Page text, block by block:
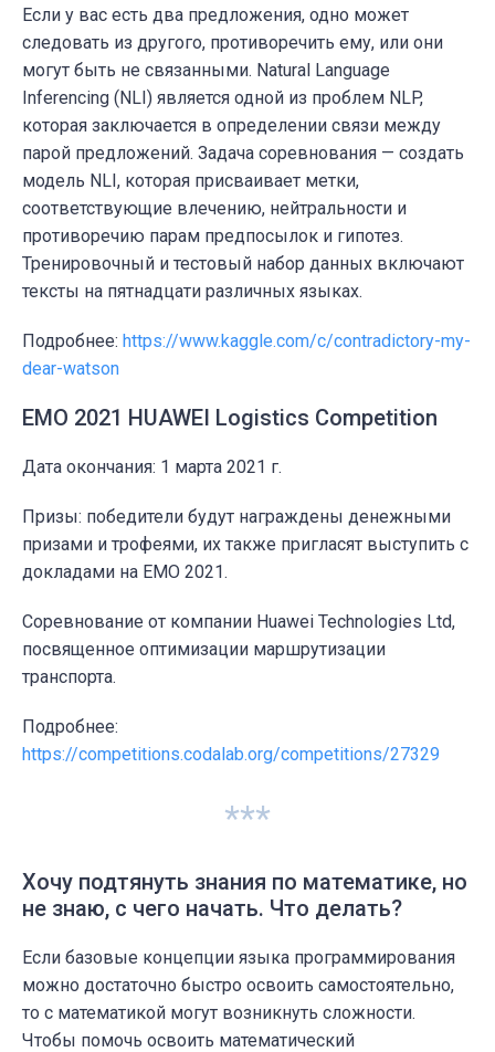
Если у вас есть два предложения, одно может
следовать из другого, противоречить ему, или они
могут быть не связанными. Natural Language
Inferencing (NLI) является одной из проблем NLP,
которая заключается в определении связи между
парой предложений. Задача соревнования — создать
модель NLI, которая присваивает метки,
соответствующие влечению, нейтральности и
противоречию парам предпосылок и гипотез.
Тренировочный и тестовый набор данных включают
тексты на пятнадцати различных языках.
Подробнее: https://www.kaggle.com/c/contradictory-my-
dear-watson
EMO 2021 HUAWEI Logistics Competition
Дата окончания: 1 марта 2021 г.
Призы: победители будут награждены денежными
призами и трофеями, их также пригласят выступить с
докладами на EMO 2021.
Соревнование от компании Huawei Technologies Ltd,
посвященное оптимизации маршрутизации
транспорта.
Подробнее:
https://competitions.codalab.org/competitions/27329
***
Хочу подтянуть знания по математике, но
не знаю, с чего начать. Что делать?
Если базовые концепции языка программирования
можно достаточно быстро освоить самостоятельно,
то с математикой могут возникнуть сложности.
Чтобы помочь освоить математический